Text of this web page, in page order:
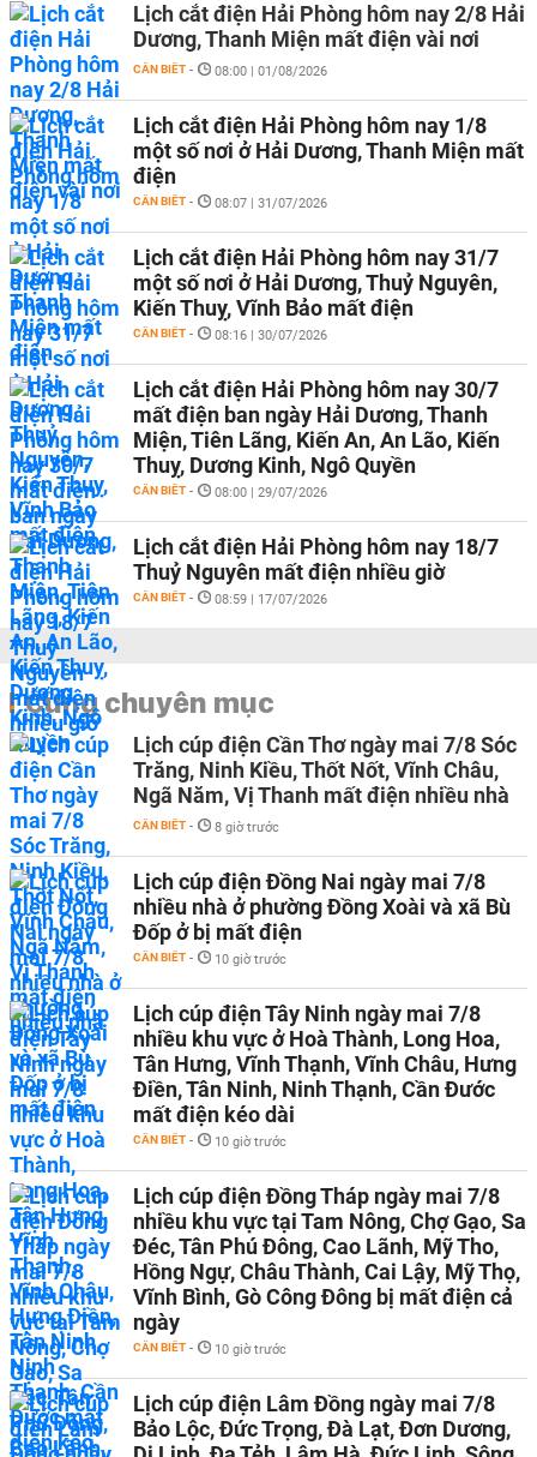
Lịch cắt điện Hải Phòng hôm nay 2/8 Hải
Dương, Thanh Miện mất điện vài nơi
CẦN BIẾT - 08:00 | 01/08/2026
Lịch cắt điện Hải Phòng hôm nay 1/8
một số nơi ở Hải Dương, Thanh Miện mất
điện
CẦN BIẾT - 08:07 | 31/07/2026
Lịch cắt điện Hải Phòng hôm nay 31/7
một số nơi ở Hải Dương, Thuỷ Nguyên,
Kiến Thuỵ, Vĩnh Bảo mất điện
CẦN BIẾT - 08:16 | 30/07/2026
Lịch cắt điện Hải Phòng hôm nay 30/7
mất điện ban ngày Hải Dương, Thanh
Miện, Tiên Lãng, Kiến An, An Lão, Kiến
Thuỵ, Dương Kinh, Ngô Quyền
CẦN BIẾT - 08:00 | 29/07/2026
Lịch cắt điện Hải Phòng hôm nay 18/7
Thuỷ Nguyên mất điện nhiều giờ
CẦN BIẾT - 08:59 | 17/07/2026
Cùng chuyên mục
Lịch cúp điện Cần Thơ ngày mai 7/8 Sóc
Trăng, Ninh Kiều, Thốt Nốt, Vĩnh Châu,
Ngã Năm, Vị Thanh mất điện nhiều nhà
CẦN BIẾT - 8 giờ trước
Lịch cúp điện Đồng Nai ngày mai 7/8
nhiều nhà ở phường Đồng Xoài và xã Bù
Đốp ở bị mất điện
CẦN BIẾT - 10 giờ trước
Lịch cúp điện Tây Ninh ngày mai 7/8
nhiều khu vực ở Hoà Thành, Long Hoa,
Tân Hưng, Vĩnh Thạnh, Vĩnh Châu, Hưng
Điền, Tân Ninh, Ninh Thạnh, Cần Đước
mất điện kéo dài
CẦN BIẾT - 10 giờ trước
Lịch cúp điện Đồng Tháp ngày mai 7/8
nhiều khu vực tại Tam Nông, Chợ Gạo, Sa
Đéc, Tân Phú Đông, Cao Lãnh, Mỹ Tho,
Hồng Ngự, Châu Thành, Cai Lậy, Mỹ Thọ,
Vĩnh Bình, Gò Công Đông bị mất điện cả
ngày
CẦN BIẾT - 10 giờ trước
Lịch cúp điện Lâm Đồng ngày mai 7/8
Bảo Lộc, Đức Trọng, Đà Lạt, Đơn Dương,